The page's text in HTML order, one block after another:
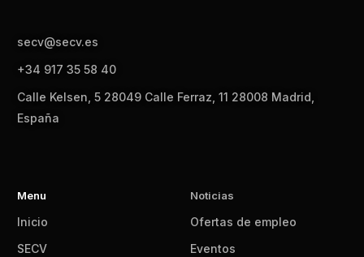
secv@secv.es
+34 917 35 58 40
Calle Kelsen, 5 28049 Calle Ferraz, 11 28008 Madrid,
España
Menu
Inicio
SECV
Noticias
Ofertas de empleo
Eventos